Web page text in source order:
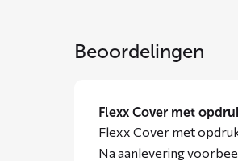
Beoordelingen
Flexx Cover met
Flexx Cover met
Na aanlevering